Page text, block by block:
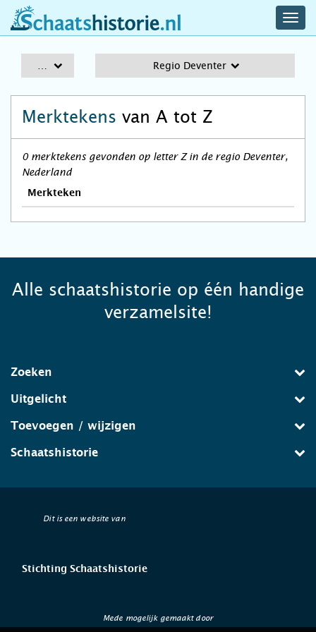
schaatshistorie.nl
Regio Deventer
Merktekens van A tot Z
0 merktekens gevonden op letter Z in de regio Deventer,
Nederland
Merkteken
Alle schaatshistorie op één handige
verzamelsite!
Zoeken
Uitgelicht
Toevoegen / wijzigen
Schaatshistorie
Dit is een website van
Stichting Schaatshistorie
Mede mogelijk gemaakt door